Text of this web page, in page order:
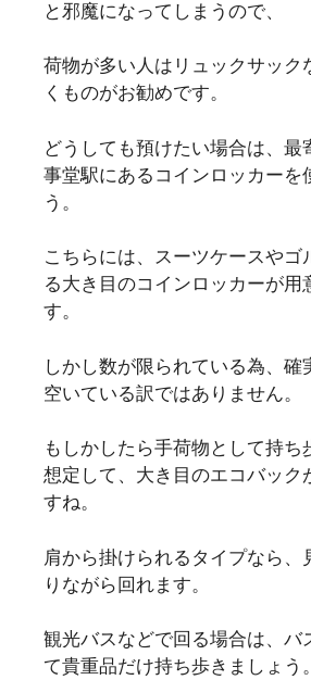
と邪魔になってしまうので、
荷物が多い人はリュックサック
くものがお勧めです。
どうしても預けたい場合は、最
事堂駅にあるコインロッカーを
う。
こちらには、スーツケースやゴ
る大き目のコインロッカーが用
す。
しかし数が限られている為、確
空いている訳ではありません。
もしかしたら手荷物として持ち
想定して、大き目のエコバック
すね。
肩から掛けられるタイプなら、
りながら回れます。
観光バスなどで回る場合は、バ
て貴重品だけ持ち歩きましょう。